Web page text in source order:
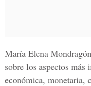
María Elena
sobre los aspectos
económica, monetaria,